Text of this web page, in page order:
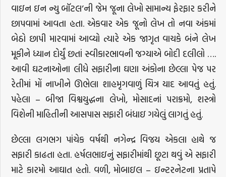
વાઇન ઇન ન્યુ બૉટલ’ની જેમ જૂના લેખો સામાન્ય ફેરફાર કરીને
છાપવામાં આવતા હતા. એકવાર એક જૂનો લેખ તો નવા અંકમાં
બેઠો છાપી મારવામાં આવ્યો ત્યારે એક જાગૃત વાચકે બંને લેખ
મૂકીને ધ્યાન દોર્યું છતાં સ્વીકારભાવની જગ્યાએ બોદી દલીલો ….
આવી ઘટનાઓના લીધે સફારીના ઘણા અંકોના છેલ્લા પેજ પર
રેતીમાં મોં નાખીને ઊભેલા શાહમૃગવાળું ચિત્ર યાદ આવતું હતું.
પહેલા – બીજા વિશ્વયુદ્ધના લેખો, મોસાદનાં પરાક્રમો, શસ્ત્રો
વિશેની માહિતીની આસપાસ સફારી બંધાઇ ગયેલું લાગતું હતું.
છેલ્લા લગભગ પાંચેક વર્ષથી નગેન્દ્ર વિજય એકલા હાથે જ
સફારી કાઢતા હતા. હર્ષલભાઇનું સફારીમાંથી છૂટા થવું એ સફારી
માટે કારમો આઘાત હતો. વળી, મોબાઇલ – ઇન્ટરનેટના પ્રતાપે